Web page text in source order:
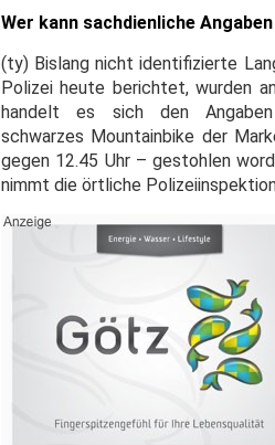
Wer kann sachdienliche
(ty) Bislang nicht identifizierte
Polizei heute berichtet, wurden
handelt es sich den
schwarzes Mountainbike der
gegen 12.45 Uhr – gestohlen
nimmt die örtliche